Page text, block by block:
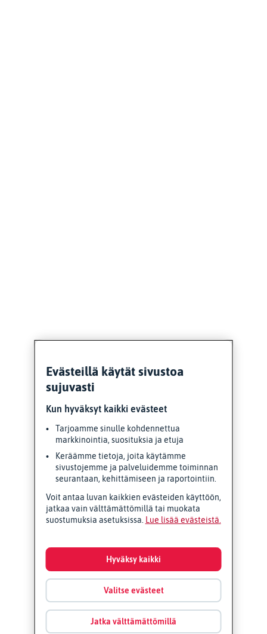
Evästeillä käytät sivustoa
sujuvasti
Kun hyväksyt kaikki evästeet
Tarjoamme sinulle kohdennettua
markkinointia, suosituksia ja etuja
Keräämme tietoja, joita käytämme
sivustojemme ja palveluidemme toiminnan
seurantaan, kehittämiseen ja raportointiin.
Voit antaa luvan kaikkien evästeiden käyttöön,
jatkaa vain välttämättömillä tai muokata
suostumuksia asetuksissa. Lue lisää evästeistä
Valitse evästeet
Jatka välttämättömillä
Hyväksy kaikki